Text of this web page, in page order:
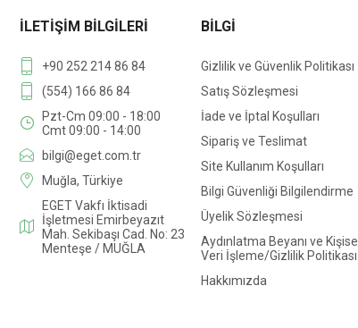
İLETIŞIM BILGILERI
+90 252 214 86 84
(554) 166 86 84
Pzt-Cm 09:00 - 18:00
Cmt 09:00 - 14:00
bilgi@eget.com.tr
Muğla, Türkiye
EGET Vakfı İktisadi
İşletmesi Emirbeyazıt
Mah. Sekibaşı Cad. No: 23
Menteşe / MUĞLA
BILGI
Gizlilik ve Güvenlik Politikası
Satış Sözleşmesi
İade ve İptal Koşulları
Sipariş ve Teslimat
Site Kullanım Koşulları
Bilgi Güvenliği Bilgilendirme
Üyelik Sözleşmesi
Aydınlatma Beyanı ve Kişisel
Veri İşleme/Gizlilik Politikası
Hakkımızda